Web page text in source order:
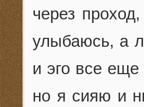
через
улыбаюсь, а
и эго все еще
но я сияю и